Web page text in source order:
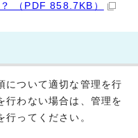
（PDF 858.7KB）
について適切な管理を行
行わない場合は、管理を
ってください。